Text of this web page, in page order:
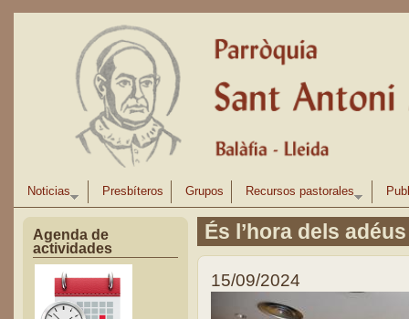
Pasar al contenido principal
Noticias Presbíteros Grupos Recursos pastorales
Agenda de
actividades
És l’hora dels adéus
15/09/2024